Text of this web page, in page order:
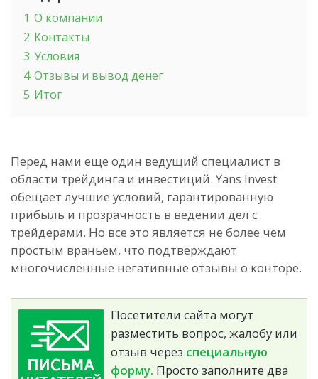
1 О компании
2 Контакты
3 Условия
4 Отзывы и вывод денег
5 Итог
Перед нами еще один ведущий специалист в
области трейдинга и инвестиций. Yans Invest
обещает лучшие условий, гарантированную
прибыль и прозрачность в ведении дел с
трейдерами. Но все это является не более чем
простым враньем, что подтверждают
многочисленные негативные отзывы о конторе.
Посетители сайта могут
разместить вопрос, жалобу или
отзыв через специальную
форму. Просто заполните два